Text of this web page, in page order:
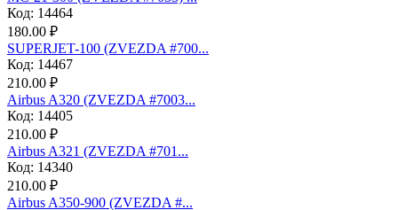
Код: 14464
180.00 ₽
SUPERJET-100 (ZVEZDA #700...
Код: 14467
210.00 ₽
Аirbus A320 (ZVEZDA #7003...
Код: 14405
210.00 ₽
Аirbus A321 (ZVEZDA #701...
Код: 14340
210.00 ₽
Airbus A350-900 (ZVEZDA #...